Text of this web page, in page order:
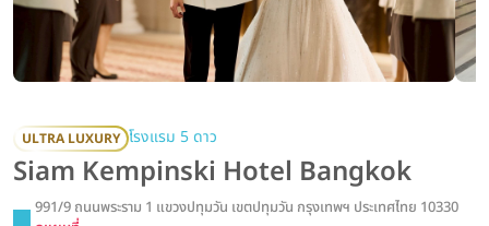
ULTRA LUXURY โรงแรม 5 ดาว
Siam Kempinski Hotel Bangkok
991/9 ถนนพระราม 1 แขวงปทุมวัน เขตปทุมวัน กรุงเทพฯ ประเทศไทย 10330